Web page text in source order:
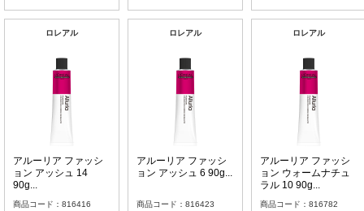
ロレアル
アルーリア ファッシ
ョン アッシュ 14
90g...
商品コード：816416
ロレアル
アルーリア ファッシ
ョン アッシュ 6 90g...
商品コード：816423
ロレアル
アルーリア ファッシ
ョン ウォームナチュ
ラル 10 90g...
商品コード：816782